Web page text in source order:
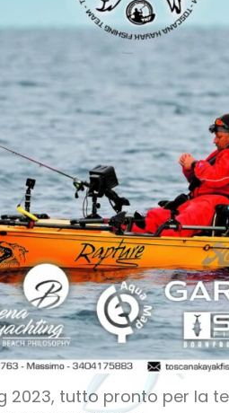
2023, tutto pronto per la